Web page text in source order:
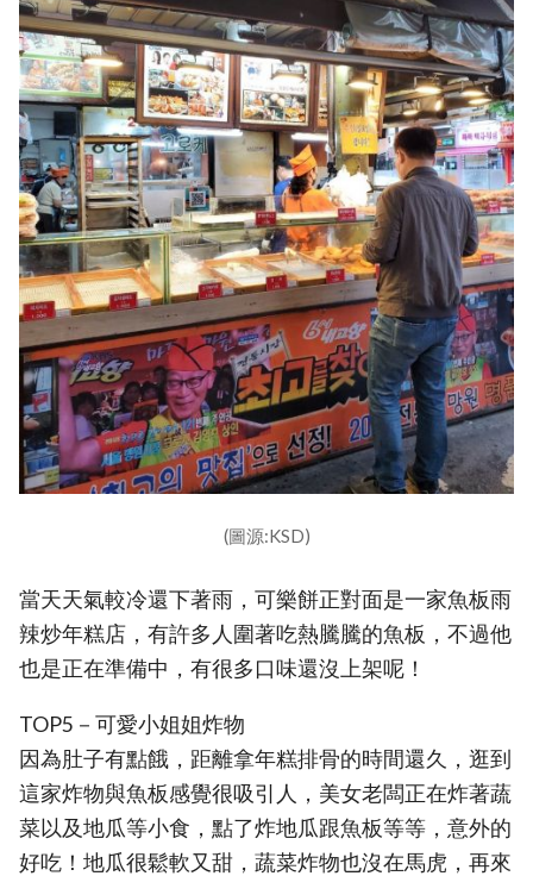
(圖源:KSD)
當天天氣較冷還下著雨，可樂餅正對面是一家魚板雨
辣炒年糕店，有許多人圍著吃熱騰騰的魚板，不過他
也是正在準備中，有很多口味還沒上架呢！
TOP5－可愛小姐姐炸物
因為肚子有點餓，距離拿年糕排骨的時間還久，逛到
這家炸物與魚板感覺很吸引人，美女老闆正在炸著蔬
菜以及地瓜等小食，點了炸地瓜跟魚板等等，意外的
好吃！地瓜很鬆軟又甜，蔬菜炸物也沒在馬虎，再來